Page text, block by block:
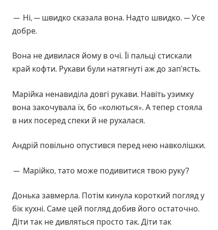
— Ні, — швидко сказала вона. Надто швидко. — Усе
добре.
Вона не дивилася йому в очі. Її пальці стискали
край кофти. Рукави були натягнуті аж до зап’ясть.
Марійка ненавиділа довгі рукави. Навіть узимку
вона закочувала їх, бо «колються». А тепер стояла
в них посеред спеки й не рухалася.
Андрій повільно опустився перед нею навколішки.
— Марійко, тато може подивитися твою руку?
Донька завмерла. Потім кинула короткий погляд у
бік кухні. Саме цей погляд добив його остаточно.
Діти так не дивляться просто так. Діти так